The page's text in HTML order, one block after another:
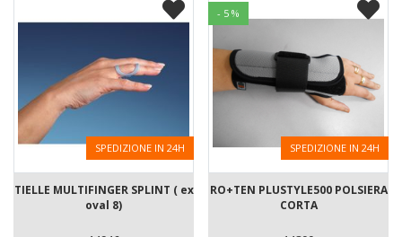
SPEDIZIONE IN 24H
TIELLE MULTIFINGER SPLINT ( ex
oval 8)
- 5 %
SPEDIZIONE IN 24H
RO+TEN PLUSTYLE500 POLSIERA
CORTA